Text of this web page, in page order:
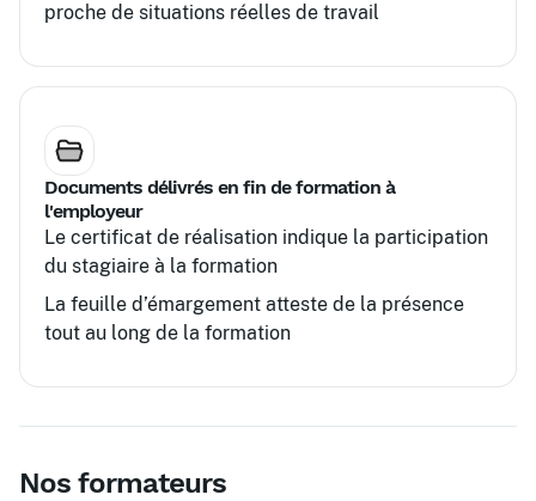
proche de situations réelles de travail
Documents délivrés en fin de formation à
l'employeur
Le certificat de réalisation indique la participation
du stagiaire à la formation
La feuille d’émargement atteste de la présence
tout au long de la formation
Nos formateurs